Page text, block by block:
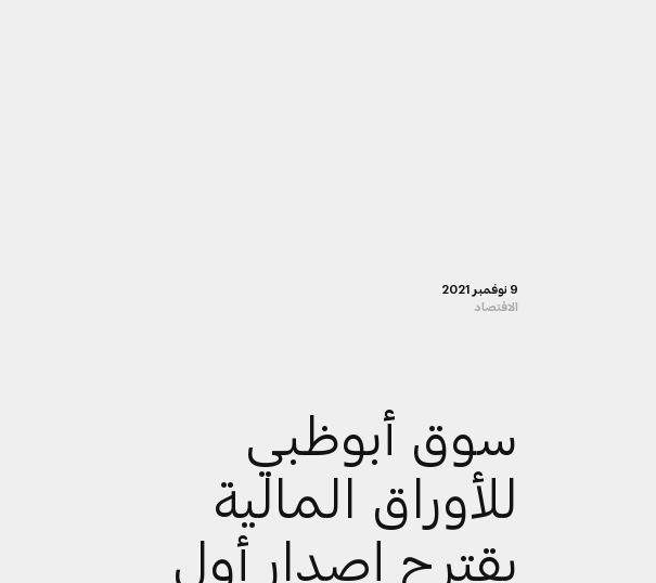
9 نوفمبر 2021
الاقتصاد
سوق أبوظبي
للأوراق المالية
يقترح إصدار أول